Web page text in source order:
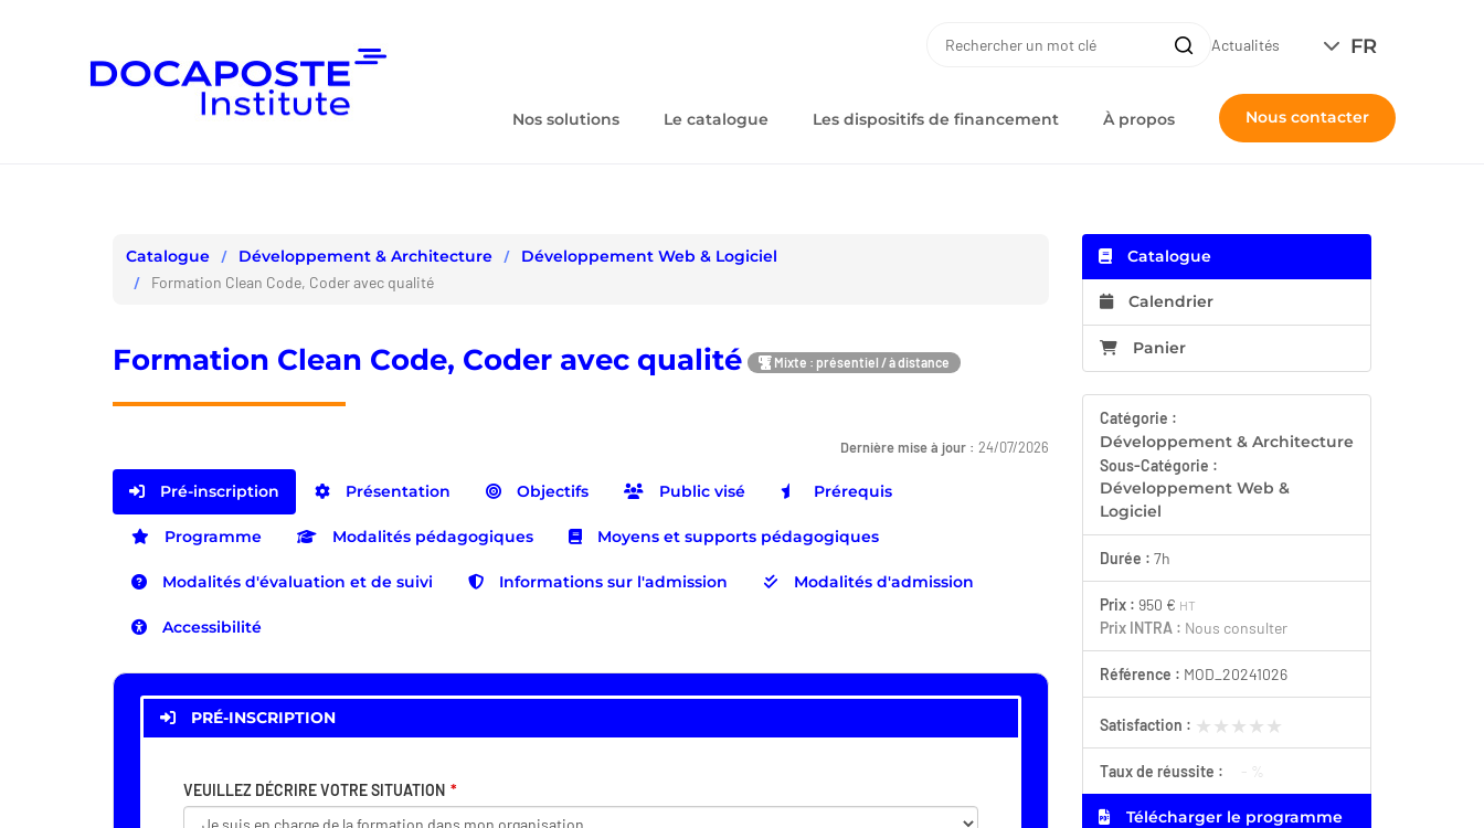
FR
RECHERCHE Recherche
Actualités
Nos solutions Le catalogue Les dispositifs de financement À propos Nous contacter
Catalogue Développement & Architecture Développement Web & Logiciel
Formation Clean Code, Coder avec qualité
Formation Clean Code, Coder avec qualité Mixte : présentiel / à distance
Dernière mise à jour : 24/07/2026
Pré-inscription Présentation Objectifs Public visé Prérequis
Programme Modalités pédagogiques Moyens et supports pédagogiques
Modalités d'évaluation et de suivi Informations sur l'admission Modalités d'admission
Accessibilité
PRÉ-INSCRIPTION
VEUILLEZ DÉCRIRE VOTRE SITUATION
Catalogue
Calendrier
Panier
Catégorie :
Développement & Architecture
Sous-Catégorie :
Développement Web &
Logiciel
Durée : 7h
Prix : 950 € HT
Prix INTRA : Nous consulter
Référence : MOD_20241026
Satisfaction : ★★★★★
★★★★★
Taux de réussite : - %
Télécharger le programme